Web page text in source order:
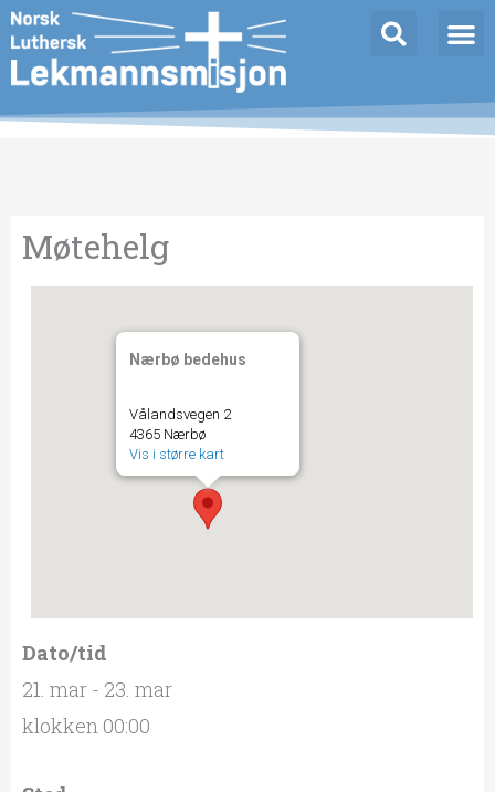
Hopp
rett
til
innholdet
Møtehelg
Nærbø bedehus
Vålandsvegen 2
4365 Nærbø
Vis i større kart
Dato/tid
21. mar - 23. mar
klokken 00:00